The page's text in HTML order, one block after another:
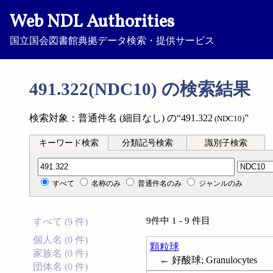
Web NDL Authorities
国立国会図書館典拠データ検索・提供サービス
491.322(NDC10) の検索結果
検索対象：普通件名 (細目なし) の“491.322 (NDC10)”
キーワード検索 分類記号検索 識別子検索
分類記号検索
すべて 名称のみ 普通件名のみ ジャンルのみ
すべて (9 件)
個人名 (0 件)
家族名 (0 件)
団体名 (0 件)
9件中 1 - 9 件目
顆粒球
← 好酸球; Granulocytes